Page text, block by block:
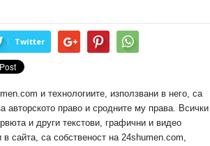
Twitter
и технологиите, използвани в него, са
авторското право и сродните му права. Всички
и други текстови, графични и видео
в сайта, са собственост на 24shumen.com,